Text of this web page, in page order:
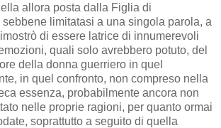
allora posta dalla Figlia di
sebbene limitatasi a una singola parola, a
di essere latrice di innumerevoli
quali solo avrebbero potuto, del
della donna guerriero in quel
in quel confronto, non compreso nella
essenza, probabilmente ancora non
nelle proprie ragioni, per quanto ormai
soprattutto a seguito di quella